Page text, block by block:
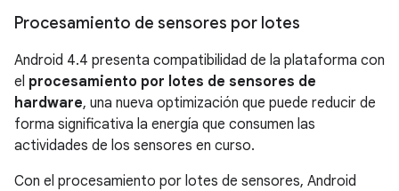
Procesamiento de sensores por lotes
Android 4.4 presenta compatibilidad de la plataforma con
el procesamiento por lotes de sensores de
hardware, una nueva optimización que puede reducir de
forma significativa la energía que consumen las
actividades de los sensores en curso.
Con el procesamiento por lotes de sensores, Android